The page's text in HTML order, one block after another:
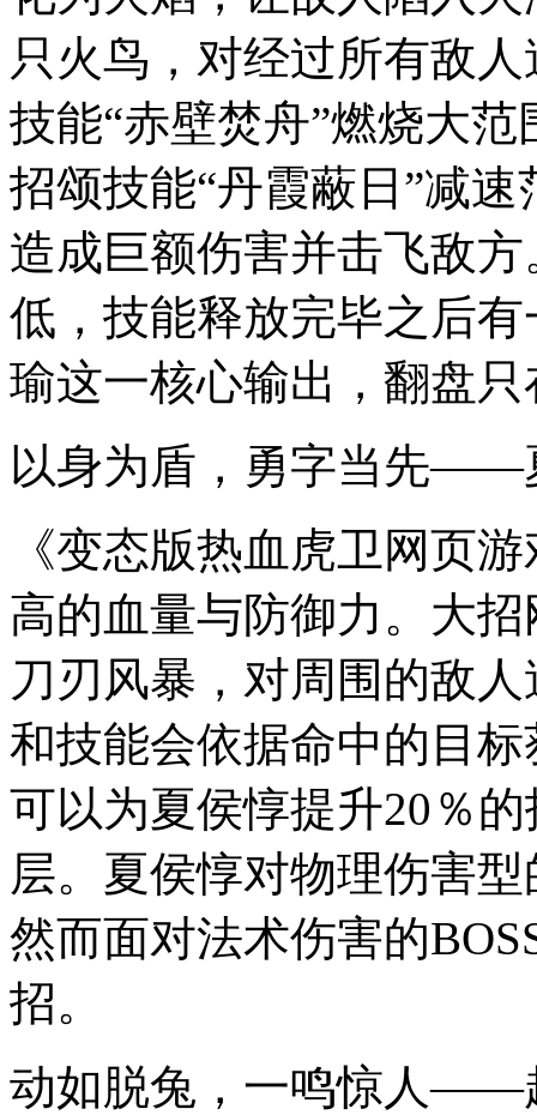
只火鸟，对经过所有敌
技能“赤壁焚舟”燃烧大
招颂技能“丹霞蔽日”减
造成巨额伤害并击飞敌
低，技能释放完毕之后
瑜这一核心输出，翻盘
以身为盾，勇字当先——
《变态版热血虎卫网页
高的血量与防御力。大
刀刃风暴，对周围的敌
和技能会依据命中的目标
可以为夏侯惇提升20％
层。夏侯惇对物理伤害
然而面对法术伤害的
招。
动如脱兔，一鸣惊人——